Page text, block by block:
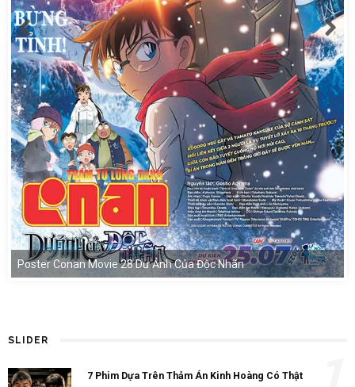
Poster Conan Movie 28 Dư Ảnh Của Độc Nhãn
SLIDER
7 Phim Dựa Trên Thảm Án Kinh Hoàng Có Thật